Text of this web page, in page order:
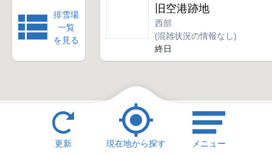
更新 現在地から探す メニュー
排雪場
一覧
を見る
旧空港跡地
西部
(混雑状況の情報なし)
終日